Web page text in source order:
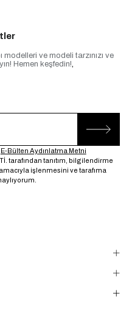
ve modeli tarzınızı ve
Hemen keşfedin!,
E-Bülten Aydınlatma Metni
tarafından tanıtım, bilgilendirme
işlenmesini ve tarafıma